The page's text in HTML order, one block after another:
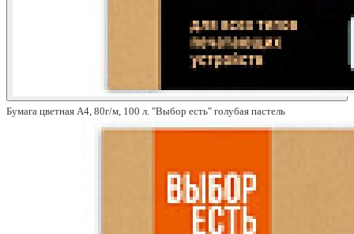
Бумага цветная A4, 80г/м, 100 л. "Выбор есть" голубая пастель